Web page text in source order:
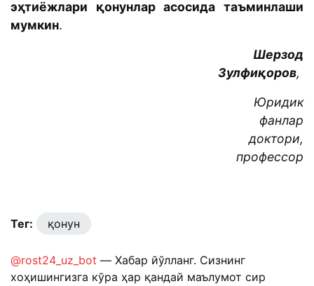
эҳтиёжлари қонунлар асосида таъминлаши
мумкин.
Шерзод
Зулфиқоров,
Юридик
фанлар
доктори,
профессор
Тег: қонун
@rost24_uz_bot — Хабар йўлланг. Сизнинг
хоҳишингизга кўра ҳар қандай маълумот сир